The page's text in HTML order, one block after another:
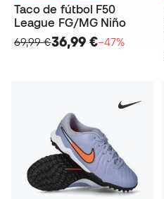
Taco de fútbol F50
League FG/MG Niño
69,99 €36,99 €−47%